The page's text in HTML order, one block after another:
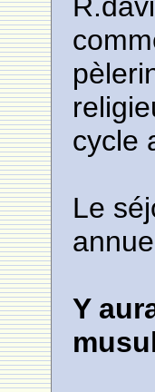
cycle
Le
Y